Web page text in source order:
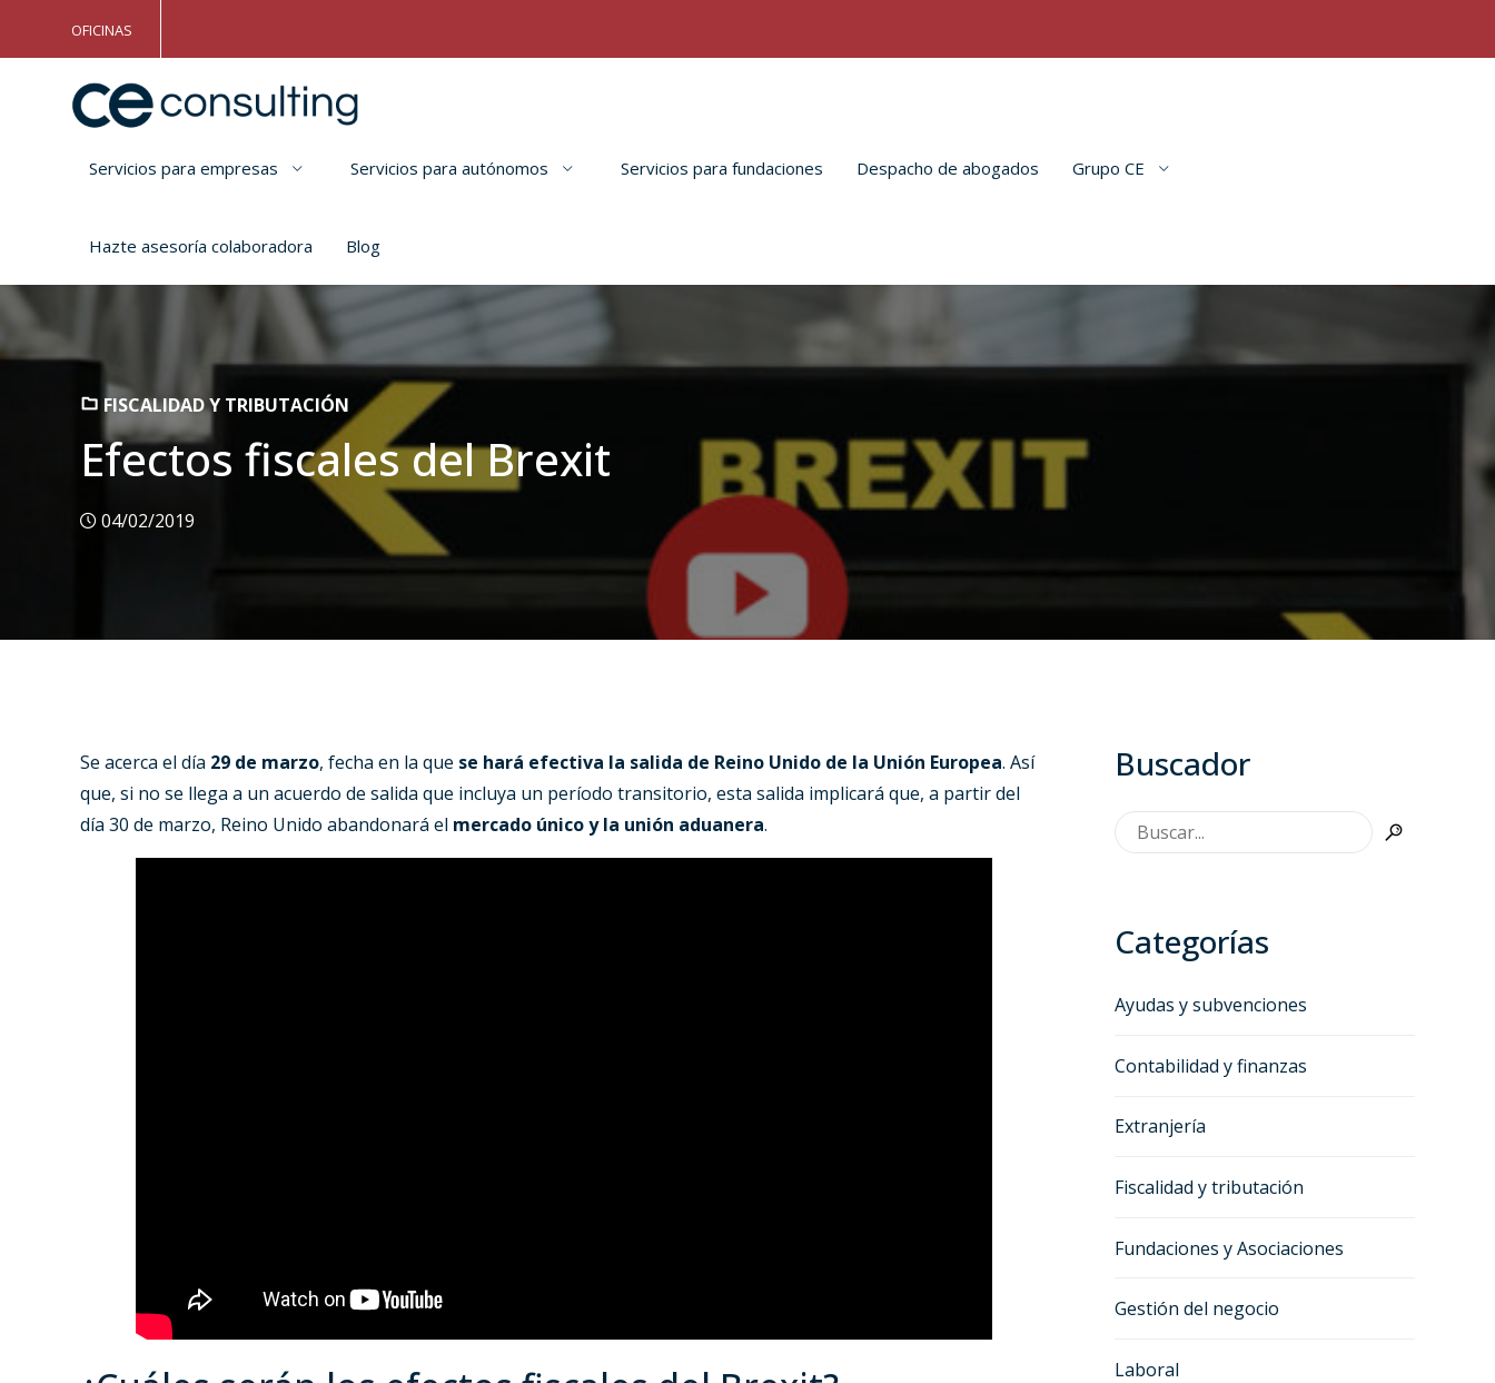
OFICINAS
Servicios para empresas Servicios para autónomos Servicios para fundaciones Despacho de abogados Grupo CE
Hazte asesoría colaboradora Blog
FISCALIDAD Y TRIBUTACIÓN
Efectos fiscales del Brexit
04/02/2019
Se acerca el día 29 de marzo, fecha en la que se hará efectiva la salida de Reino Unido de la Unión Europea. Así
que, si no se llega a un acuerdo de salida que incluya un período transitorio, esta salida implicará que, a partir del
día 30 de marzo, Reino Unido abandonará el mercado único y la unión aduanera.
Buscador
Categorías
Ayudas y subvenciones
Contabilidad y finanzas
Extranjería
Fiscalidad y tributación
Fundaciones y Asociaciones
Gestión del negocio
Laboral